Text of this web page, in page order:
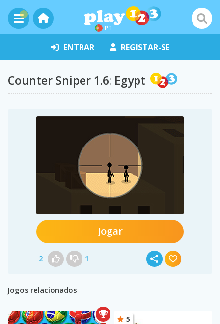
PT
ENTRAR REGISTAR-SE
Counter Sniper 1.6: Egypt
Jogar
2 1
Jogos relacionados
5